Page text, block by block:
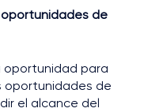
de
oportunidad para
oportunidades de
el alcance del